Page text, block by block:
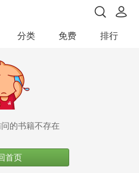
分类 免费 排行
的书籍不存在
首页